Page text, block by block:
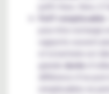
puffs Vuse, Veev,
Puff remplissable
supporte souvent
grande
durée